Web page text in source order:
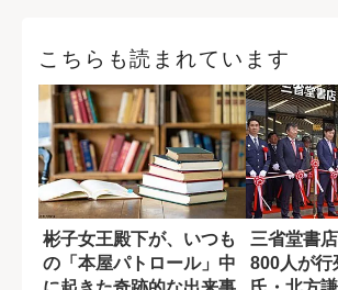
こちらも読まれています
彬子女王殿下が、いつも
の「本屋パトロール」中
三省堂書
800人が行